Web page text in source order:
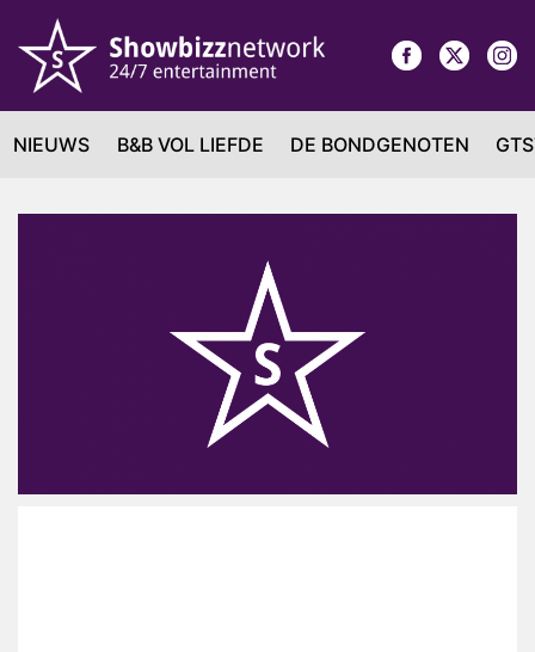
NIEUWS B&B VOL LIEFDE DE BONDGENOTEN